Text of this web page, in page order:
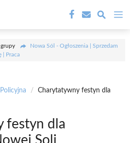
Nowa Sól - Ogłoszenia | Sprzedam
| Praca
/
Charytatywny festyn dla
festyn dla
Soli